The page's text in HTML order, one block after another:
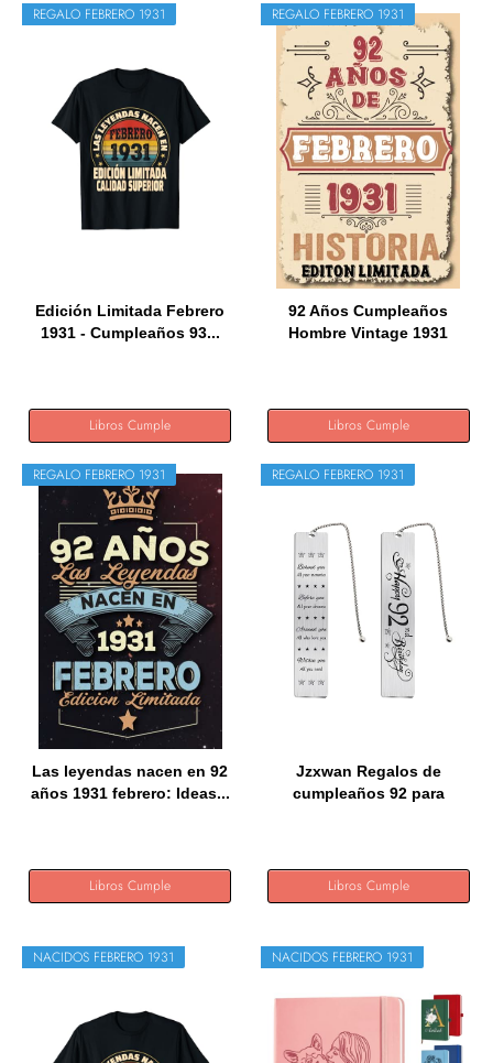
REGALO FEBRERO 1931
Edición Limitada Febrero
1931 - Cumpleaños 93...
Libros Cumple
REGALO FEBRERO 1931
92 Años Cumpleaños
Hombre Vintage 1931
Libros Cumple
REGALO FEBRERO 1931
Las leyendas nacen en 92
años 1931 febrero: Ideas...
Libros Cumple
REGALO FEBRERO 1931
Jzxwan Regalos de
cumpleaños 92 para
Libros Cumple
NACIDOS FEBRERO 1931 NACIDOS FEBRERO 1931